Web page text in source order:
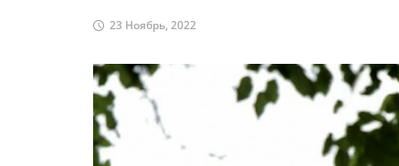
23 Ноябрь, 2022